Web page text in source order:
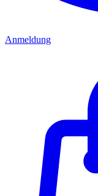
Anmeldung